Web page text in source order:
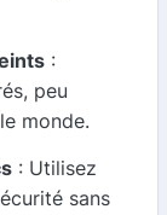
:
peu
monde.
: Utilisez
sans